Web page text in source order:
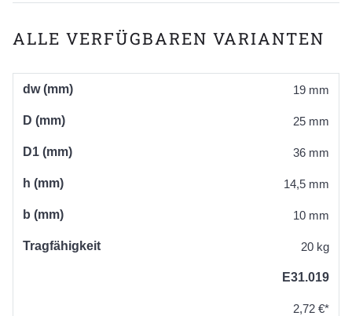
ALLE VERFÜGBAREN VARIANTEN
dw (mm) 19 mm
D (mm) 25 mm
D1 (mm) 36 mm
h (mm) 14,5 mm
b (mm) 10 mm
Tragfähigkeit 20 kg
E31.019
2,72 €*